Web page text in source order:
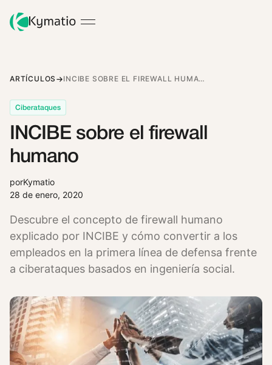
ARTÍCULOS INCIBE SOBRE EL FIREWALL HUMANO
Ciberataques
INCIBE sobre el firewall
humano
porKymatio
28 de enero, 2020
Descubre el concepto de firewall humano
explicado por INCIBE y cómo convertir a los
empleados en la primera línea de defensa frente
a ciberataques basados en ingeniería social.